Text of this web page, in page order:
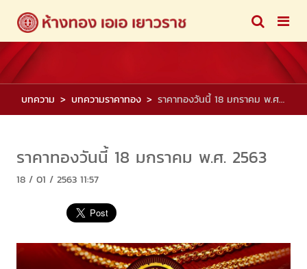
บทความ บทความราคาทอง ราคาทองวันนี้ 18 มกราคม พ.ศ. 2563
ราคาทองวันนี้ 18 มกราคม พ.ศ. 2563
18 / 01 / 2563 11:57